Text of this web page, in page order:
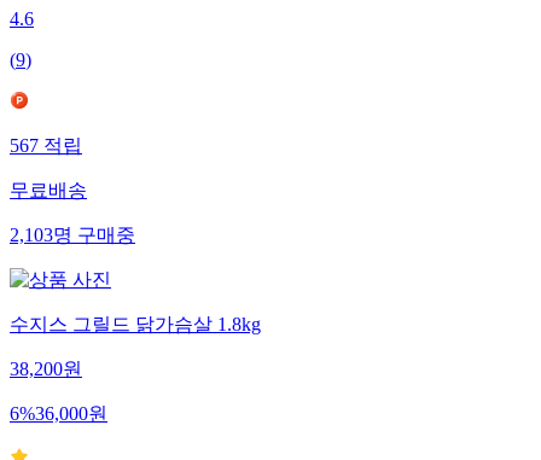
4.6
(9)
567적립
무료배송
2,103명구매중
수지스 그릴드 닭가슴살 1.8kg
38,200원
6%36,000원